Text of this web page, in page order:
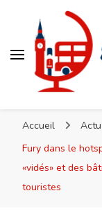
Accueil
Fury dans le
«vidés» et des
touristes